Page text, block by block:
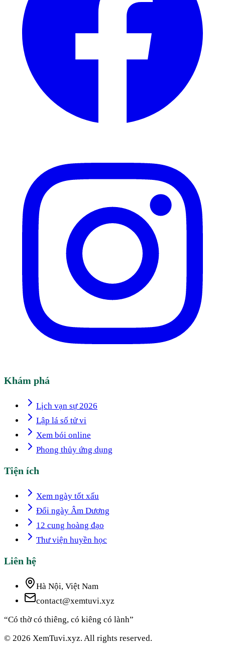
Khám phá
Lịch vạn sự 2026
Lập lá số tử vi
Xem bói online
Phong thủy ứng dụng
Tiện ích
Xem ngày tốt xấu
Đổi ngày Âm Dương
12 cung hoàng đạo
Thư viện huyền học
Liên hệ
Hà Nội, Việt Nam
contact@xemtuvi.xyz
“Có thờ có thiêng, có kiêng có lành”
© 2026 XemTuvi.xyz. All rights reserved.